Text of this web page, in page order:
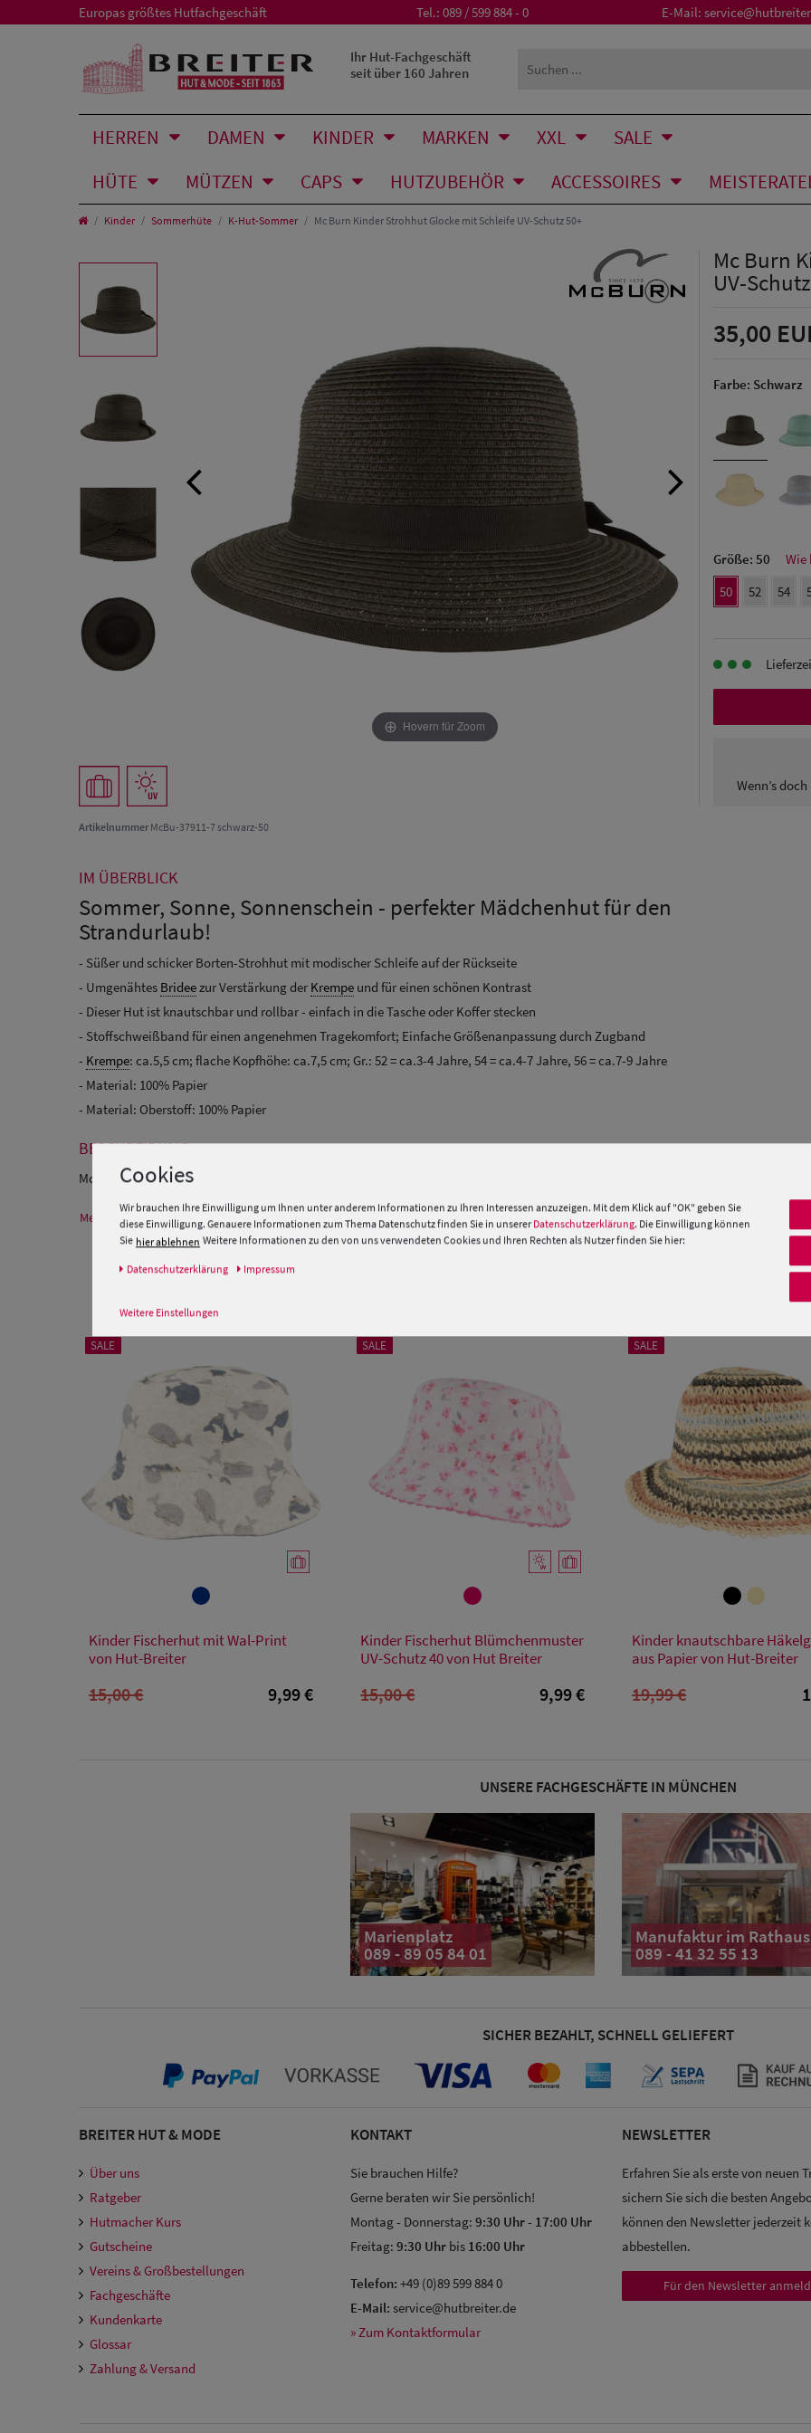
Europas größtes Hutfachgeschäft Tel.: 089 / 599 884 - 0 E-Mail:
Ihr Hut-Fachgeschäft
seit über 160 Jahren
HERREN DAMEN KINDER MARKEN XXL
SALE
HÜTE
MÜTZEN CAPS HUTZUBEHÖR ACCESSOIRES
Kinder Sommerhüte K-Hut-Sommer Mc Burn Kinder Strohhut Glocke mit Schleife UV-Schutz 50+
Hovern für Zoom
ArtikelnummerMcBu-37911-7 schwarz-50
Mc Burn
UV-
35,00
Farbe: Schwarz
Größe: 50
Wie
50
52 54
Wenn’s
IM ÜBERBLICK
Sommer, Sonne, Sonnenschein - perfekter Mädchenhut für den
Strandurlaub!
- Süßer und schicker Borten-Strohhut mit modischer Schleife auf der Rückseite
- Umgenähtes Brideezur Verstärkung der Krempe und für einen schönen Kontrast
- Dieser Hut ist knautschbar und rollbar - einfach in die Tasche oder Koffer stecken
- Stoffschweißband für einen angenehmen Tragekomfort; Einfache Größenanpassung durch Zugband
- Krempe: ca.5,5 cm; flache Kopfhöhe: ca.7,5 cm; Gr.: 52 = ca.3-4 Jahre, 54 = ca.4-7 Jahre, 56 = ca.7-9 Jahre
- Material: 100% Papier
- Material: Oberstoff: 100% Papier
BESCHREIBUNG
Mc Burn Kinder Papier Strohhut Strandhut mit modischer Schleife. Made in Italy!
Mehr Informationen zum Hersteller und EU Verantwortlichen »
SALE
Einheitsgröße
Kinder Fischerhut mit Wal-Print
von Hut-Breiter
15,00 € 9,99 €
SALE
54
Kinder Fischerhut Blümchenmuster
UV-Schutz 40 von Hut Breiter
15,00 € 9,99 €
SALE
52 54
Kinder knautschbare
aus Papier von Hut-Breiter
19,99 €
UNSERE FACHGESCHÄFTE IN MÜNCHEN
Marienplatz
089 - 89 05 84 01
Manufaktur im Rathaus
089 - 41 32 55 13
SICHER BEZAHLT, SCHNELL GELIEFERT
BREITER HUT & MODE
Über uns
Ratgeber
Hutmacher Kurs
Gutscheine
Vereins & Großbestellungen
Fachgeschäfte
Kundenkarte
Glossar
Zahlung & Versand
KONTAKT
Sie brauchen Hilfe?
Gerne beraten wir Sie persönlich!
Montag - Donnerstag: 9:30 Uhr- 17:00 Uhr
Freitag: 9:30 Uhr bis 16:00 Uhr
Telefon: +49 (0)89 599 884 0
E-Mail: service@hutbreiter.de
» Zum Kontaktformular
NEWSLETTER
Erfahren Sie als erste von neuen
sichern Sie sich die besten
können den Newsletter jederzeit
abbestellen.
Für den Newsletter
Cookies
Wir brauchen Ihre Einwilligung um Ihnen unter anderem Informationen zu Ihren Interessen anzuzeigen. Mit dem Klick auf "OK" geben Sie
diese Einwilligung. Genauere Informationen zum Thema Datenschutz finden Sie in unserer Datenschutzerklärung. Die Einwilligung können
Sie hier ablehnen Weitere Informationen zu den von uns verwendeten Cookies und Ihren Rechten als Nutzer finden Sie hier:
Daten­schutz­erklärung Impressum
Weitere Einstellungen